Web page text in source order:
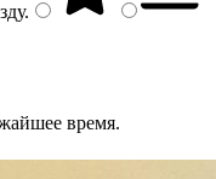
.
время.